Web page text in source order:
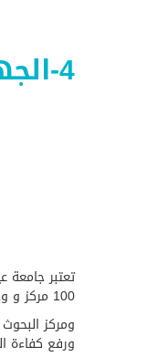
4-الجهات المهنية:
100 مركز و وحدة ذات طابع خاص. جامعة عين شمس هي ثالث جامعات مصر العربية فقد أنشئت في شهر يوليو 1950 تحت بمدينة القاهرة .
ورفع كفاءة